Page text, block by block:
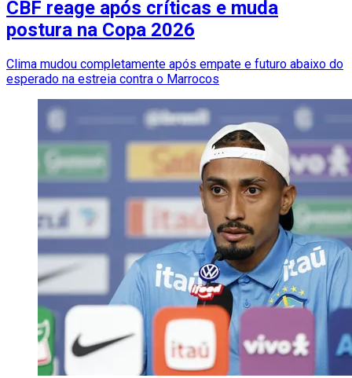
CBF reage após críticas e muda
postura na Copa 2026
Clima mudou completamente após empate e futuro abaixo do
esperado na estreia contra o Marrocos